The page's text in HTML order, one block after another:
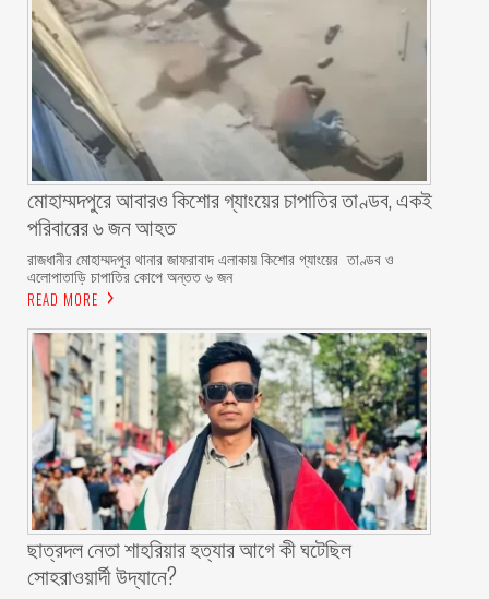
মোহাম্মদপুরে আবারও কিশোর গ্যাংয়ের চাপাতির তাণ্ডব, একই
পরিবারের ৬ জন আহত
রাজধানীর মোহাম্মদপুর থানার জাফরাবাদ এলাকায় কিশোর গ্যাংয়ের তাণ্ডব ও
এলোপাতাড়ি চাপাতির কোপে অন্তত ৬ জন
READ MORE
ছাত্রদল নেতা শাহরিয়ার হত্যার আগে কী ঘটেছিল
সোহরাওয়ার্দী উদ্যানে?